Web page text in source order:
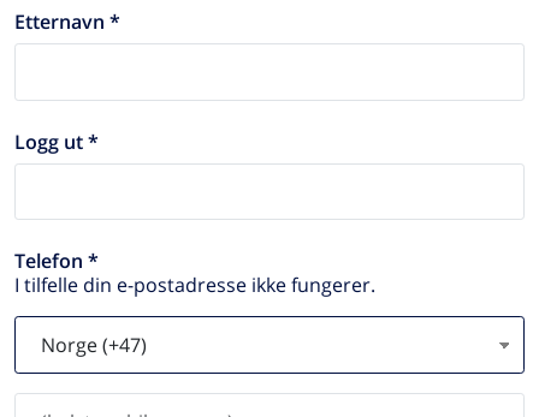
Etternavn *
Logg ut *
Telefon *
I tilfelle din e-postadresse ikke fungerer.